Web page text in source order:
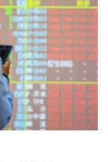
積友友」，其中30檔
集中卻分散風險的優
十年的機遇，可透過
積」（台積電）與
能一次掌握AI產業鏈
盪風險。